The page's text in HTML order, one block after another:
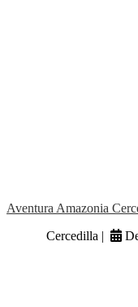
Aventura Amazonia
Cercedilla |